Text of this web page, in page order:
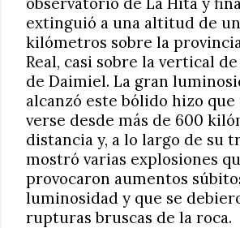
extinguió a una altitud de
kilómetros sobre la
Real, casi sobre la vertical
de Daimiel. La gran
alcanzó este bólido hizo
verse desde más de 600
distancia y, a lo largo de su
mostró varias explosiones
provocaron aumentos
luminosidad y que se
rupturas bruscas de la roca.